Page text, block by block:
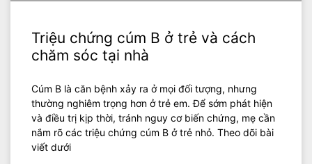
Triệu chứng cúm B ở trẻ và cách
chăm sóc tại nhà
Cúm B là căn bệnh xảy ra ở mọi đối tượng, nhưng
thường nghiêm trọng hơn ở trẻ em. Để sớm phát hiện
và điều trị kịp thời, tránh nguy cơ biến chứng, mẹ cần
nắm rõ các triệu chứng cúm B ở trẻ nhỏ. Theo dõi bài
viết dưới